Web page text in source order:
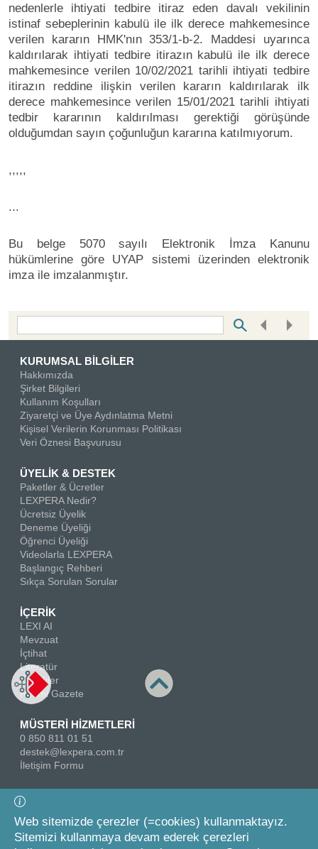
nedenlerle ihtiyati tedbire itiraz eden davalı vekilinin
istinaf sebeplerinin kabulü ile ilk derece mahkemesince
verilen kararın HMK'nın 353/1-b-2. Maddesi uyarınca
kaldırılarak ihtiyati tedbire itirazın kabulü ile ilk derece
mahkemesince verilen 10/02/2021 tarihli ihtiyati tedbire
itirazın reddine ilişkin verilen kararın kaldırılarak ilk
derece mahkemesince verilen 15/01/2021 tarihli ihtiyati
tedbir kararının kaldırılması gerektiği görüşünde
olduğumdan sayın çoğunluğun kararına katılmıyorum.
,,,,,
...
Bu belge 5070 sayılı Elektronik İmza Kanunu
hükümlerine göre UYAP sistemi üzerinden elektronik
imza ile imzalanmıştır.
KURUMSAL BİLGİLER
Hakkımızda
Şirket Bilgileri
Kullanım Koşulları
Ziyaretçi ve Üye Aydınlatma Metni
Kişisel Verilerin Korunması Politikası
Veri Öznesi Başvurusu
ÜYELİK & DESTEK
Paketler & Ücretler
LEXPERA Nedir?
Ücretsiz Üyelik
Deneme Üyeliği
Öğrenci Üyeliği
Videolarla LEXPERA
Başlangıç Rehberi
Sıkça Sorulan Sorular
İÇERİK
LEXI AI
Mevzuat
İçtihat
Literatür
Örnekler
Resmi Gazete
MÜSTERİ HİZMETLERİ
0 850 811 01 51
destek@lexpera.com.tr
İletişim Formu
Bizi Takip Edin
Web sitemizde çerezler (=cookies) kullanmaktayız.
Sitemizi kullanmaya devam ederek çerezleri